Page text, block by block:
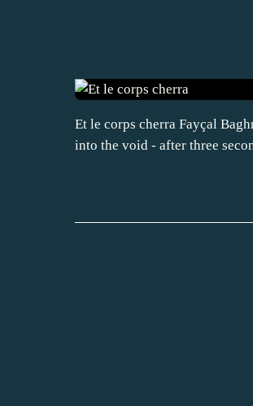
Et le corps cherra Fayçal
into the void - after three